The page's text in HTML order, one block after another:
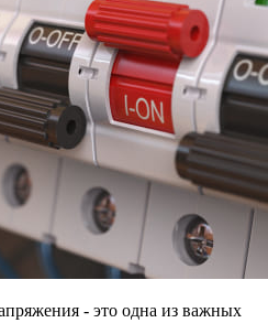
- это одна из важных